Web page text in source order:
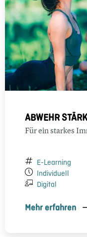
ABWEHR
Für ein starkes
E-Learning
Individuell
Digital
Mehr erfahren